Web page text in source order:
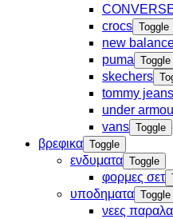
crocs Toggle
new
puma Toggle
skechers
tommy jeans
under
vans Toggle
βρεφικα Toggle
ενδυματα Toggle
φορμες σετ
υποδηματα Toggle
νεες